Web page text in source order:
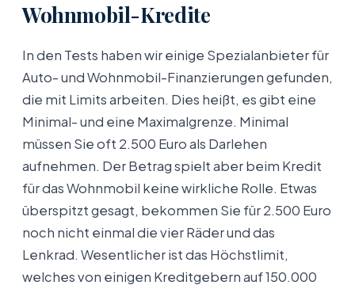
Wohnmobil-Kredite
In den Tests haben wir einige Spezialanbieter für
Auto- und Wohnmobil-Finanzierungen gefunden,
die mit Limits arbeiten. Dies heißt, es gibt eine
Minimal- und eine Maximalgrenze. Minimal
müssen Sie oft 2.500 Euro als Darlehen
aufnehmen. Der Betrag spielt aber beim Kredit
für das Wohnmobil keine wirkliche Rolle. Etwas
überspitzt gesagt, bekommen Sie für 2.500 Euro
noch nicht einmal die vier Räder und das
Lenkrad. Wesentlicher ist das Höchstlimit,
welches von einigen Kreditgebern auf 150.000